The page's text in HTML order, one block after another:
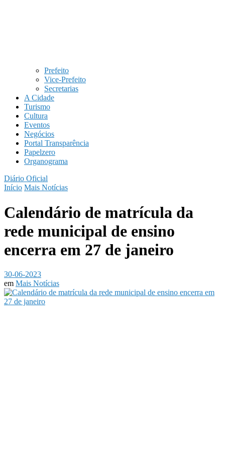
Prefeito
Vice-Prefeito
Secretarias
A Cidade
Turismo
Cultura
Eventos
Negócios
Portal Transparência
Papelzero
Organograma
Diário Oficial
Início Mais Notícias
Calendário de matrícula da
rede municipal de ensino
encerra em 27 de janeiro
30-06-2023
em Mais Notícias